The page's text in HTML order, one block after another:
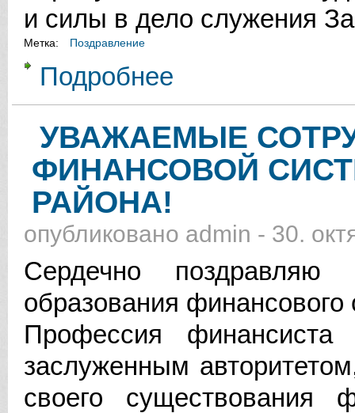
и силы в дело служения
Метка: Поздравление
Подробнее
УВАЖАЕМЫЕ
ФИНАНСОВОЙ
РАЙОНА!
опубликовано admin - 30.
Сердечно
образования
Профессия
заслуженным
своего существования